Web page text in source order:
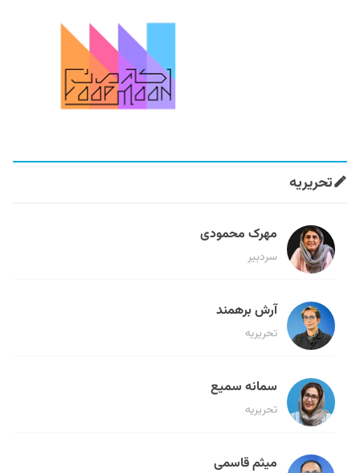
تحریریه
مهرک محمودی
سردبیر
آرش برهمند
تحریریه
سمانه سمیع
تحریریه
میثم قاسمی